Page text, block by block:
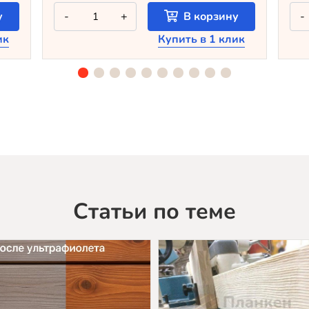
-
Количество
товара
Крашеный
лиственницы
TV-
+
В корзину
Купить в 1 клик
-
Статьи по теме